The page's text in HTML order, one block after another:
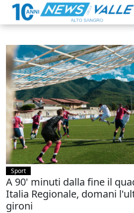
Sport
A 90' minuti dalla fine il
Italia Regionale, domani
gironi